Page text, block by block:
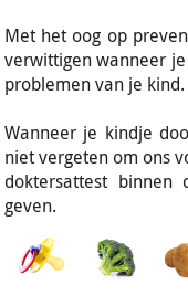
Met het oog op
verwittigen wanneer
problemen van je kind.
Wanneer je kindje
niet vergeten om ons
doktersattest
geven.